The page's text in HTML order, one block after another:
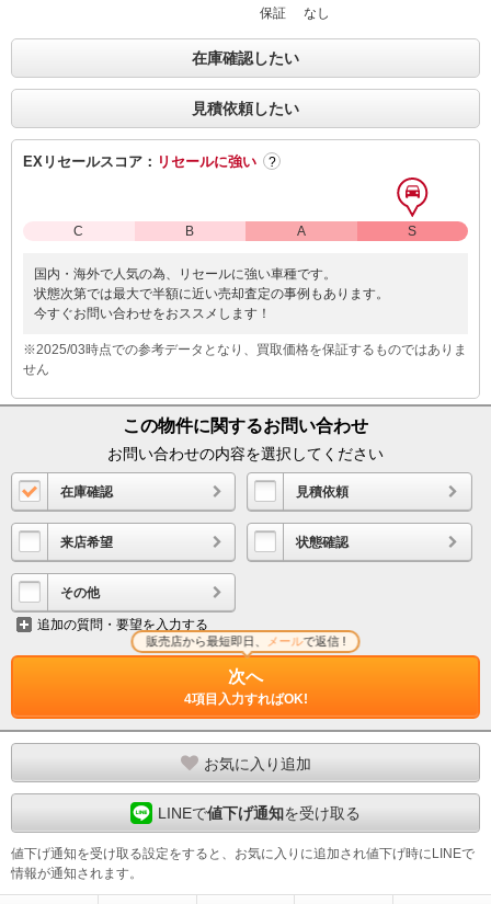
保証
なし
在庫確認したい
見積依頼したい
EXリセールスコア： リセールに強い ?
C B A S
国内・海外で人気の為、リセールに強い車種です。
状態次第では最大で半額に近い売却査定の事例もあります。
今すぐお問い合わせをおススメします！
※2025/03時点での参考データとなり、買取価格を保証するものではありま
せん
この物件に関するお問い合わせ
お問い合わせの内容を選択してください
在庫確認 見積依頼
来店希望 状態確認
その他
追加の質問・要望を入力する
次へ
4項目入力すればOK!
販売店から最短即日、 メールで返信 !
お気に入り追加
LINEで値下げ通知を受け取る
値下げ通知を受け取る設定をすると、お気に入りに追加され値下げ時にLINEで
情報が通知されます。